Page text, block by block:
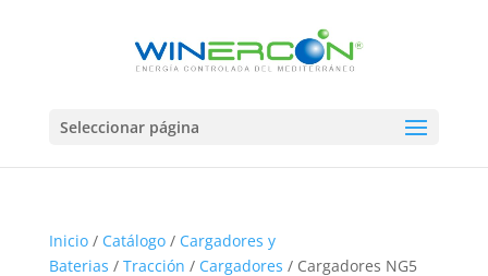
Seleccionar página
Inicio/ Catálogo/ Cargadores y
Baterias / Tracción / Cargadores / Cargadores NG5